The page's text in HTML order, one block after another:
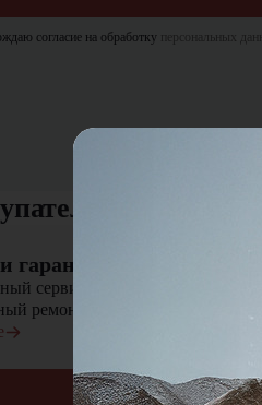
согласие на обработку персональных
гарантия
сервисный центр
ремонт сельскохозяйственной